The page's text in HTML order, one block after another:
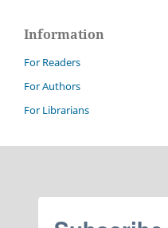
Information
For Readers
For Authors
For Librarians